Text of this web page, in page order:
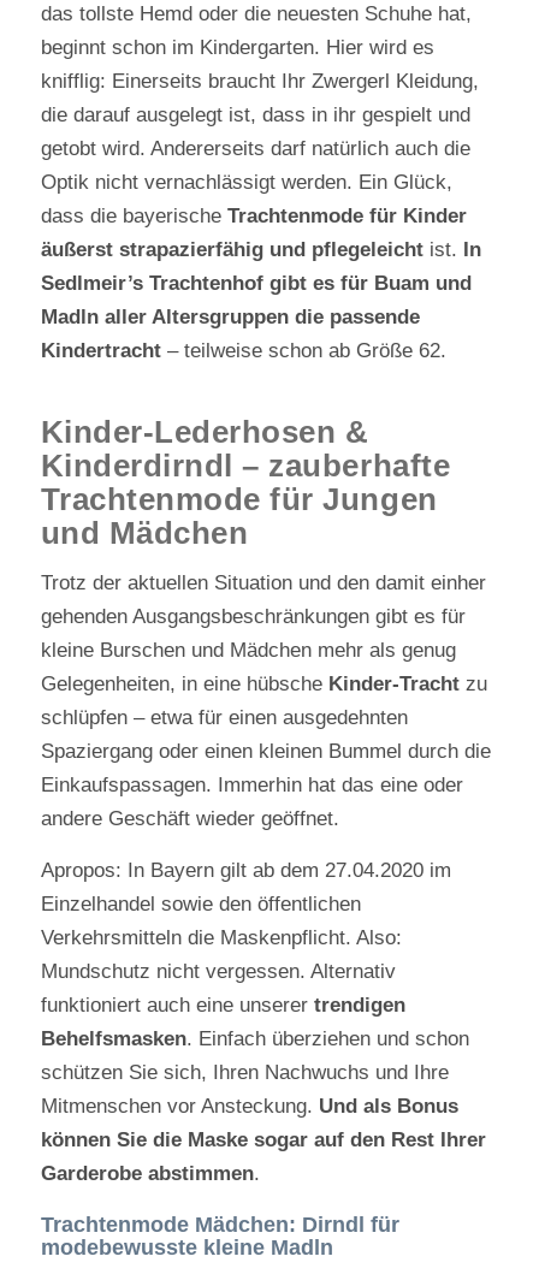
das tollste Hemd oder die neuesten Schuhe hat,
beginnt schon im Kindergarten. Hier wird es
knifflig: Einerseits braucht Ihr Zwergerl Kleidung,
die darauf ausgelegt ist, dass in ihr gespielt und
getobt wird. Andererseits darf natürlich auch die
Optik nicht vernachlässigt werden. Ein Glück,
dass die bayerische Trachtenmode für Kinder
äußerst strapazierfähig und pflegeleichtist. In
Sedlmeir’s Trachtenhof gibt es für Buam und
Madln aller Altersgruppen die passende
Kindertracht– teilweise schon ab Größe 62.
Kinder-Lederhosen &
Kinderdirndl – zauberhafte
Trachtenmode für Jungen
und Mädchen
Trotz der aktuellen Situation und den damit einher
gehenden Ausgangsbeschränkungen gibt es für
kleine Burschen und Mädchen mehr als genug
Gelegenheiten, in eine hübsche Kinder-Trachtzu
schlüpfen – etwa für einen ausgedehnten
Spaziergang oder einen kleinen Bummel durch die
Einkaufspassagen. Immerhin hat das eine oder
andere Geschäft wieder geöffnet.
Apropos: In Bayern gilt ab dem 27.04.2020 im
Einzelhandel sowie den öffentlichen
Verkehrsmitteln die Maskenpflicht. Also:
Mundschutz nicht vergessen. Alternativ
funktioniert auch eine unserertrendigen
Behelfsmasken. Einfach überziehen und schon
schützen Sie sich, Ihren Nachwuchs und Ihre
Mitmenschen vor Ansteckung. Und als Bonus
können Sie die Maske sogar auf den Rest Ihrer
Garderobe abstimmen.
Trachtenmode Mädchen: Dirndl für
modebewusste kleine Madln